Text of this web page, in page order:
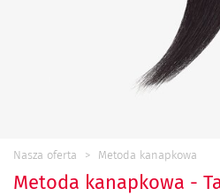
Nasza oferta Metoda kanapkowa
Metoda kanapkowa -